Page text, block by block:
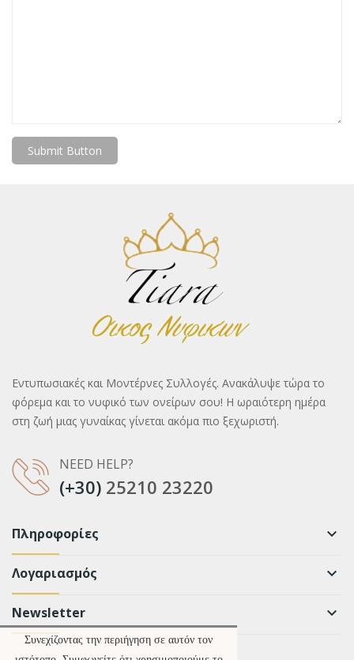
Συνεχίζοντας την περιήγηση σε αυτόν τον
Εντυπωσιακές και Μοντέρνες Συλλογές. Ανακάλυψε τώρα το
φόρεμα και το νυφικό των ονείρων σου! Η ωραιότερη ημέρα
στη ζωή μιας γυναίκας γίνεται ακόμα πιο ξεχωριστή.
NEED HELP?
(+30) 25210 23220
Πληροφορίες keyboard_arrow_down
Λογαριασμός keyboard_arrow_down
Newsletter keyboard_arrow_down